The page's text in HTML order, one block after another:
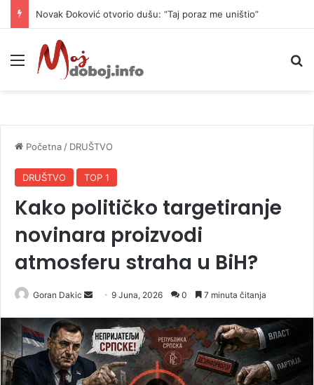
Meni
Početna / DRUŠTVO
DRUŠTVO TOP 1
Kako političko targetiranje
novinara proizvodi
atmosferu straha u BiH?
Goran Dakic
n
d
a
n
9 Juna, 2026 0 7 minuta čitanja